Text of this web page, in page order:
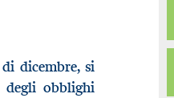
dicembre, si
degli obblighi